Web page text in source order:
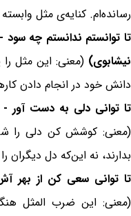
رسانده‌ام. کنایه‌ی مثل
تا توانستم ندانستم چه سود
نیشابوی) (معنی: این مثل را
دانش خود در انجام دادن
تا توانی دلی به دست
(معنی: کوشش کن دلی را
بدارند، نه این‌که دل دیگران
تا توانی سعی کن از بهر
(معنی: این ضرب المثل